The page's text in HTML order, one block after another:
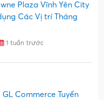
Plaza Vĩnh Yên City
Các Vị trí Tháng
1 tuần trước
Commerce Tuyển